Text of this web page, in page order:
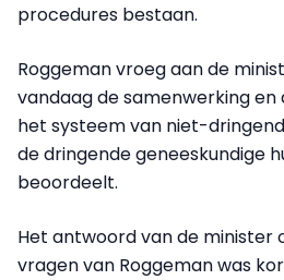
procedures bestaan.
Roggeman vroeg aan de
vandaag de samenwerking
het systeem van niet-
de dringende geneeskundige
beoordeelt.
Het antwoord van de minister
vragen van Roggeman was